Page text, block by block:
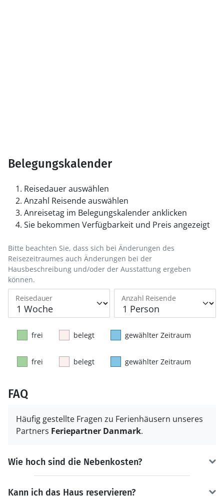
Belegungskalender
Reisedauer auswählen
Anzahl Reisende auswählen
Anreisetag im Belegungskalender anklicken
Sie bekommen Verfügbarkeit und Preis angezeigt
Reisedauer Anzahl Reisende
Bitte beachten Sie, dass sich bei Änderungen des
Reisezeitraumes auch Änderungen bei der
Hausbeschreibung und/oder der Ausstattung ergeben
können.
frei belegt gewählter Zeitraum
frei belegt gewählter Zeitraum
FAQ
Häufig gestellte Fragen zu Ferienhäusern unseres
Partners Feriepartner Danmark.
Wie hoch sind die Nebenkosten?
Kann ich das Haus reservieren?